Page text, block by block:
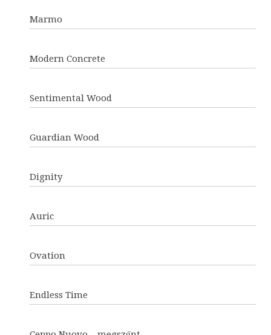
Marmo
Modern Concrete
Sentimental Wood
Guardian Wood
Dignity
Auric
Ovation
Endless Time